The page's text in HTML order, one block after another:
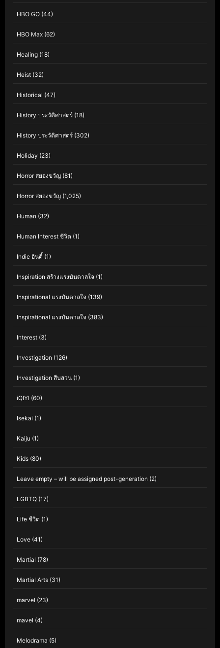
HBO GO (44)
HBO Max (62)
Healing (18)
Heist (32)
Historical (47)
History ประวัติศาสตร์ (18)
History ประวัติศาสตร์ (302)
Holiday (23)
Horror สยองขวัญ (81)
Horror สยองขวัญ (1,025)
Human (32)
Human Interest ชีวิต (1)
Indie อินดี้ (1)
Inspiration สร้างแรงบันดาลใจ (1)
Inspirational แรงบันดาลใจ (139)
Inspirational แรงบันดาลใจ (383)
Interest (3)
Investigation (126)
Investigation สืบสวน (1)
iQIYI (60)
Isekai (1)
Kaiju (1)
Kids (80)
Leave empty – will be assigned post-generation (2)
LGBTQ (17)
Life ชีวิต (1)
Love (41)
Martial (78)
Martial Arts (31)
marvel (23)
mavel (4)
Melodrama (5)